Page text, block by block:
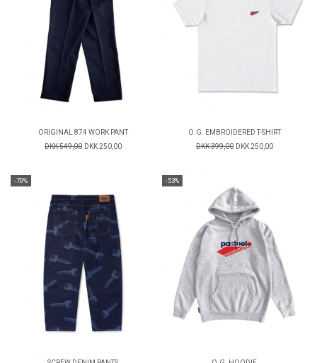
ORIGINAL 874 WORK PANT
DKK 549,00 DKK 250,00
O.G. EMBROIDERED T-SHIRT
DKK 399,00 DKK 250,00
-70% -53%